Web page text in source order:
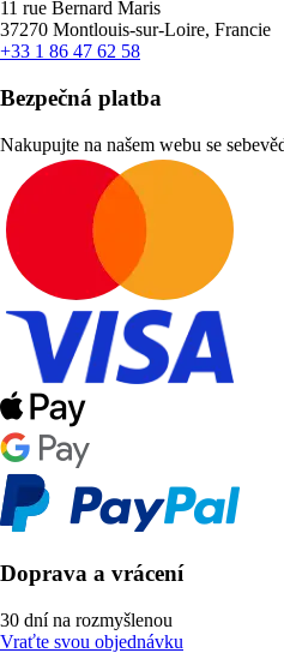
11 rue Bernard Maris
37270 Montlouis-sur-Loire, Francie
+33 1 86 47 62 58
Bezpečná platba
Nakupujte na našem webu se
Doprava a vrácení
30 dní na rozmyšlenou
Vraťte svou objednávku